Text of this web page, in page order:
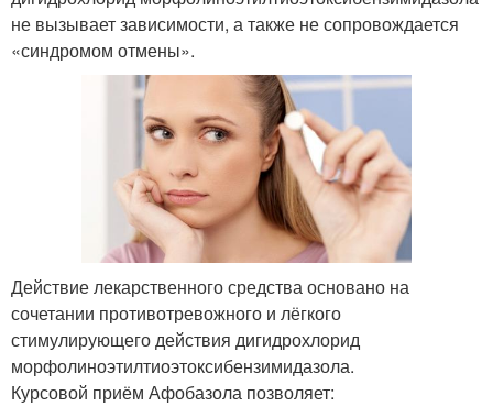
не вызывает зависимости, а также не сопровождается
«синдромом отмены».
Действие лекарственного средства основано на
сочетании противотревожного и лёгкого
стимулирующего действия дигидрохлорид
морфолиноэтилтиоэтоксибензимидазола.
Курсовой приём Афобазола позволяет: